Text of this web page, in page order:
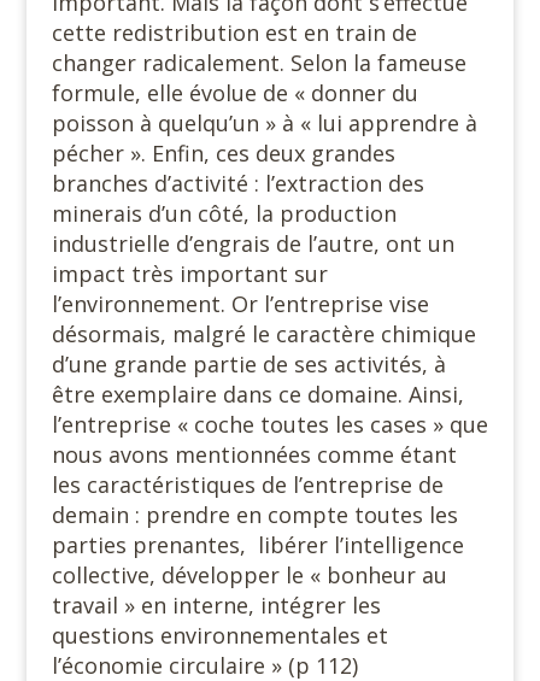
cette redistribution est en train de
changer radicalement. Selon la fameuse
formule, elle évolue de « donner du
poisson à quelqu’un » à « lui apprendre à
pécher ». Enfin, ces deux grandes
branches d’activité : l’extraction des
minerais d’un côté, la production
industrielle d’engrais de l’autre, ont un
impact très important sur
l’environnement. Or l’entreprise vise
désormais, malgré le caractère chimique
d’une grande partie de ses activités, à
être exemplaire dans ce domaine. Ainsi,
l’entreprise « coche toutes les cases » que
nous avons mentionnées comme étant
les caractéristiques de l’entreprise de
demain : prendre en compte toutes les
parties prenantes, libérer l’intelligence
collective, développer le « bonheur au
travail » en interne, intégrer les
questions environnementales et
l’économie circulaire » (p 112)